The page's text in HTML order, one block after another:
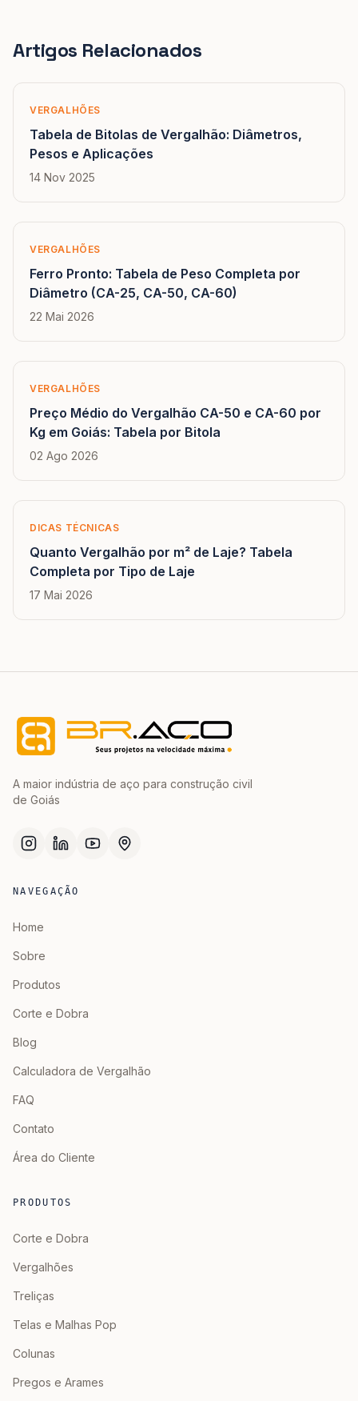
Artigos Relacionados
VERGALHÕES
Tabela de Bitolas de Vergalhão: Diâmetros,
Pesos e Aplicações
14 Nov 2025
VERGALHÕES
Ferro Pronto: Tabela de Peso Completa por
Diâmetro (CA-25, CA-50, CA-60)
22 Mai 2026
VERGALHÕES
Preço Médio do Vergalhão CA-50 e CA-60 por
Kg em Goiás: Tabela por Bitola
02 Ago 2026
DICAS TÉCNICAS
Quanto Vergalhão por m² de Laje? Tabela
Completa por Tipo de Laje
17 Mai 2026
A maior indústria de aço para construção civil
de Goiás
NAVEGAÇÃO
Home
Sobre
Produtos
Corte e Dobra
Blog
Calculadora de Vergalhão
FAQ
Contato
Área do Cliente
PRODUTOS
Corte e Dobra
Vergalhões
Treliças
Telas e Malhas Pop
Colunas
Pregos e Arames